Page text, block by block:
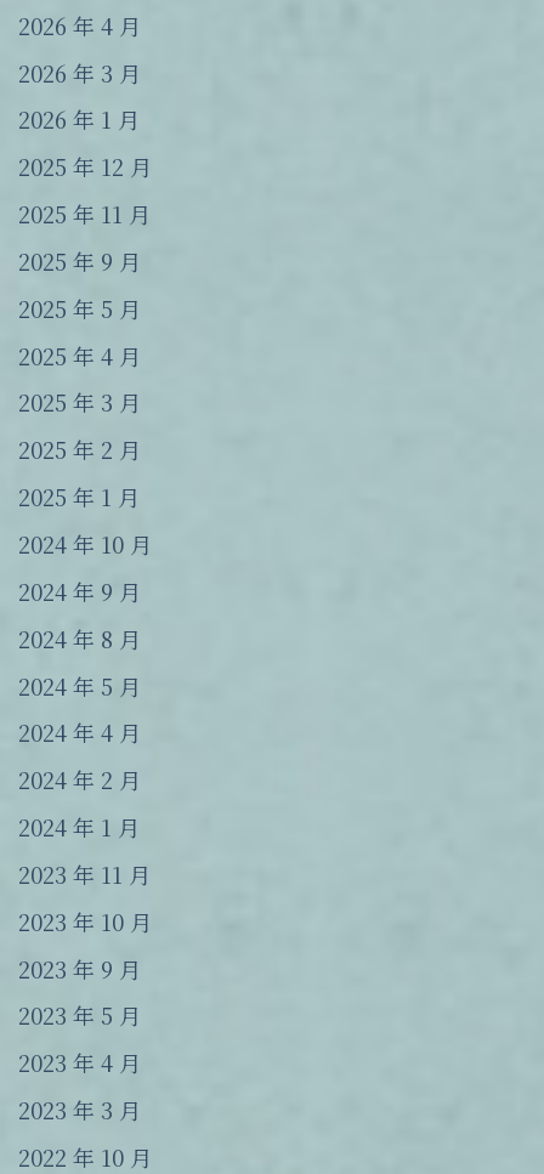
2026 年 4 月
2026 年 3 月
2026 年 1 月
2025 年 12 月
2025 年 11 月
2025 年 9 月
2025 年 5 月
2025 年 4 月
2025 年 3 月
2025 年 2 月
2025 年 1 月
2024 年 10 月
2024 年 9 月
2024 年 8 月
2024 年 5 月
2024 年 4 月
2024 年 2 月
2024 年 1 月
2023 年 11 月
2023 年 10 月
2023 年 9 月
2023 年 5 月
2023 年 4 月
2023 年 3 月
2022 年 10 月